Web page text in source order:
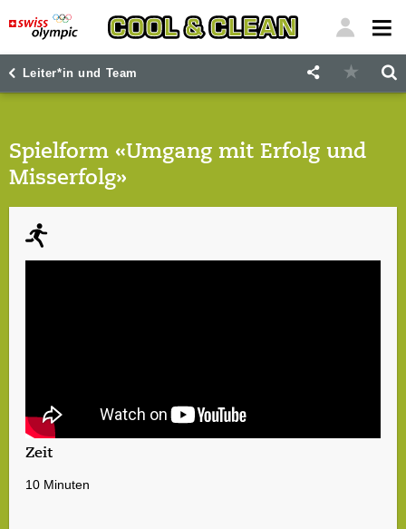
Leiter*in und Team
Spielform «Umgang mit Erfolg und
Misserfolg»
Zeit
10 Minuten